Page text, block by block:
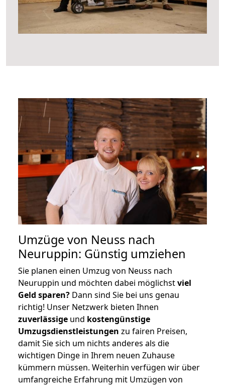
Umzüge von Neuss nach
Neuruppin: Günstig umziehen
Sie planen einen Umzug von Neuss nach
Neuruppin und möchten dabei möglichstviel
Geld sparen? Dann sind Sie bei uns genau
richtig! Unser Netzwerk bieten Ihnen
zuverlässige und kostengünstige
Umzugsdienstleistungen zu fairen Preisen,
damit Sie sich um nichts anderes als die
wichtigen Dinge in Ihrem neuen Zuhause
kümmern müssen. Weiterhin verfügen wir über
umfangreiche Erfahrung mit Umzügen von